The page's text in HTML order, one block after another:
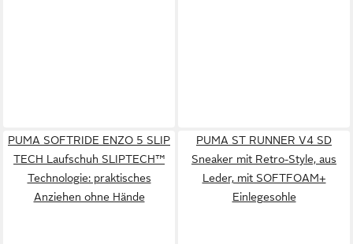
PUMA SOFTRIDE ENZO 5 SLIP
TECH Laufschuh SLIPTECH™
Technologie: praktisches
Anziehen ohne Hände
PUMA ST RUNNER V4 SD
Sneaker mit Retro-Style, aus
Leder, mit SOFTFOAM+
Einlegesohle